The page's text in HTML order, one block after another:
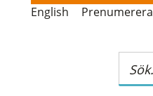
English Prenumerera